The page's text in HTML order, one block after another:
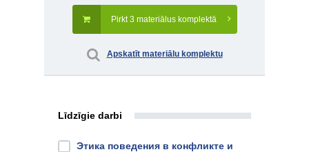
Pirkt 3 materiālus komplektā
Apskatīt materiālu komplektu
Līdzīgie darbi
Этика поведения в конфликте и